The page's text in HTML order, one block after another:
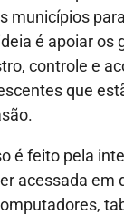
municípios
é apoiar os
controle e
que
é feito pela
acessada em